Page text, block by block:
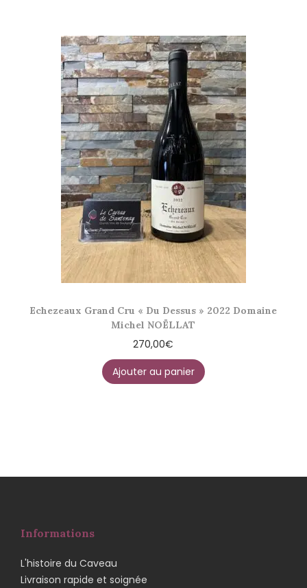
Echezeaux Grand Cru « Du Dessus » 2022 Domaine
Michel NOËLLAT
270,00€
Ajouter au panier
Informations
L'histoire du Caveau
Livraison rapide et soignée